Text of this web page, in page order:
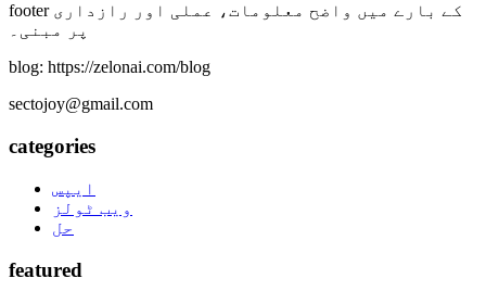
footer کے بارے میں واضح معلومات، عملی اور رازداری
پر مبنی۔
blog: https://zelonai.com/blog
sectojoy@gmail.com
categories
ایپس
ویب ٹولز
حل
featured